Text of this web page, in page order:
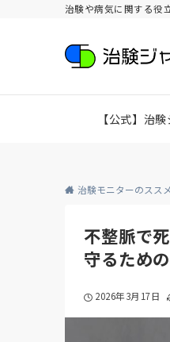
治験や病気に関する役
【公式】治
治験モニターのススメ
不整脈で
守るため
2026年3月17日